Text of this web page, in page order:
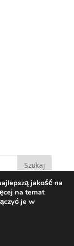
jakość na
na temat
je w